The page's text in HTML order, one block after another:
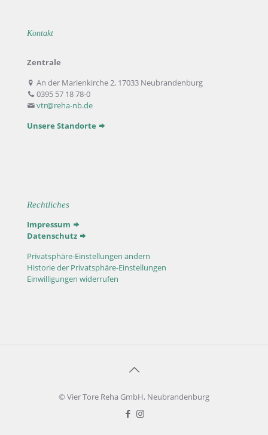
Kontakt
Zentrale
An der Marienkirche 2, 17033 Neubrandenburg
0395 57 18 78-0
vtr@reha-nb.de
Unsere Standorte
Rechtliches
Impressum
Datenschutz
Privatsphäre-Einstellungen ändern
Historie der Privatsphäre-Einstellungen
Einwilligungen widerrufen
© Vier Tore Reha GmbH, Neubrandenburg